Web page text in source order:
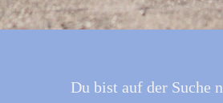
Du bist auf der Suche